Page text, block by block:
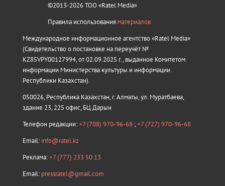
©2013-2026 ТОО «Ratel Media»
Правила использования материалов
Международное информационное агентство «Ratel Media»
(Свидетельство о постановке на переучёт №
KZ85VPY00127994, от 02.09.2025 г., выданное Комитетом
информации Министерства культуры и информации
Республики Казахстан).
050026, Республика Казахстан, г. Алматы, ул. Муратбаева,
здание 23, 225 офис, БЦ Дарын
Телефон редакции:+7 (708) 970-96-68 ;+7 (727) 970-96-68
Email: info@ratel.kz
Реклама:+7 (777) 233 50 13
Email: pressratel@gmail.com